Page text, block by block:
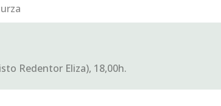
Redentor Eliza), 18,00h.